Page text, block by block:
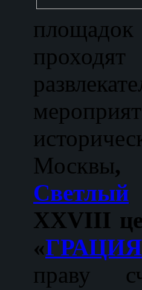
Москвы,
Светлый
ХXVIII
«ГРАЦИЯ
праву